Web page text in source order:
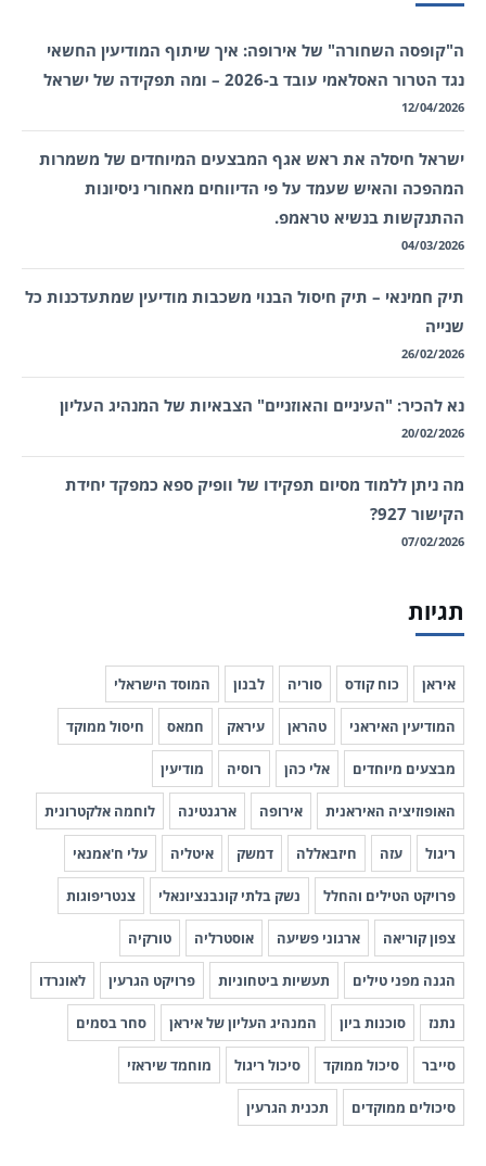
ה"קופסה השחורה" של אירופה: איך שיתוף המודיעין החשאי
נגד הטרור האסלאמי עובד ב-2026 – ומה תפקידה של ישראל
12/04/2026
ישראל חיסלה את ראש אגף המבצעים המיוחדים של משמרות
המהפכה והאיש שעמד על פי הדיווחים מאחורי ניסיונות
ההתנקשות בנשיא טראמפ.
04/03/2026
תיק חמינאי – תיק חיסול הבנוי משכבות מודיעין שמתעדכנות כל
שנייה
26/02/2026
נא להכיר: "העיניים והאוזניים" הצבאיות של המנהיג העליון
20/02/2026
מה ניתן ללמוד מסיום תפקידו של וופיק ספא כמפקד יחידת
הקישור 927?
07/02/2026
תגיות
איראן כוח קודס סוריה לבנון המוסד הישראלי
המודיעין האיראני טהראן עיראק חמאס חיסול ממוקד
מבצעים מיוחדים אלי כהן רוסיה מודיעין
האופוזיציה האיראנית אירופה ארגנטינה לוחמה אלקטרונית
ריגול עזה חיזבאללה דמשק איטליה עלי ח'אמנאי
פרויקט הטילים והחלל נשק בלתי קונבנציונאלי צנטריפוגות
צפון קוריאה ארגוני פשיעה אוסטרליה טורקיה
הגנה מפני טילים תעשיות ביטחוניות פרויקט הגרעין לאונרדו
נתנז סוכנות ביון המנהיג העליון של איראן סחר בסמים
סייבר סיכול ממוקד סיכול ריגול מוחמד שיראזי
סיכולים ממוקדים תכנית הגרעין